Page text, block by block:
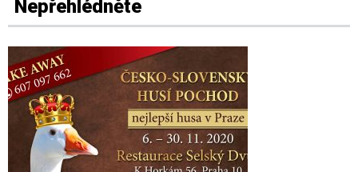
Nepřehlédněte